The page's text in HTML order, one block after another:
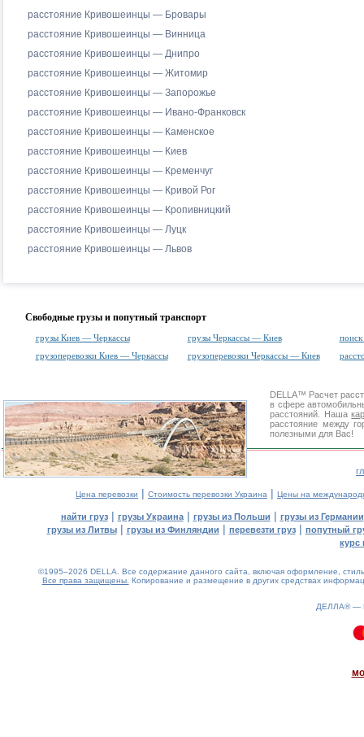
расстояние Кривошеинцы — Бровары
расстояние Кривошеинцы — Винница
расстояние Кривошеинцы — Днипро
расстояние Кривошеинцы — Житомир
расстояние Кривошеинцы — Запорожье
расстояние Кривошеинцы — Ивано-Франковск
расстояние Кривошеинцы — Каменское
расстояние Кривошеинцы — Киев
расстояние Кривошеинцы — Кременчуг
расстояние Кривошеинцы — Кривой Рог
расстояние Кривошеинцы — Кропивницкий
расстояние Кривошеинцы — Луцк
расстояние Кривошеинцы — Львов
Свободные грузы и попутный транспорт
грузы Киев — Черкассы грузы Черкассы — Киев
поиск
грузоперевозки Киев — Черкассы
грузоперевозки Черкассы — Киев
DELLA™ Расчет
в сфере
расстояний. Наша
расстояние между
полезными для Вас!
Цена перевозки | Стоимость перевозки Украина | Цены на
найти груз| грузы Украина| грузы из Польши | грузы из Германии
грузы из Литвы| грузы из Финляндии | перевезти груз| попутный
курс
©1995–2026 DELLA. Все содержание данного сайта, включая оформление,
Все права защищены. Копирование и размещение в других средствах
ДЕЛЛА® —